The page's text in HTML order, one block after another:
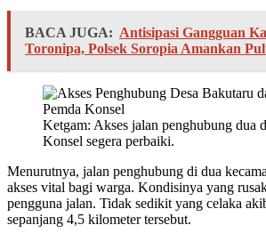
BACA JUGA: Antisipasi Gangguan
Toronipa, Polsek Soropia Amankan
Ketgam: Akses jalan penghubung dua
Konsel segera perbaiki.
Menurutnya, jalan penghubung di dua
akses vital bagi warga. Kondisinya yang
pengguna jalan. Tidak sedikit yang celaka
sepanjang 4,5 kilometer tersebut.